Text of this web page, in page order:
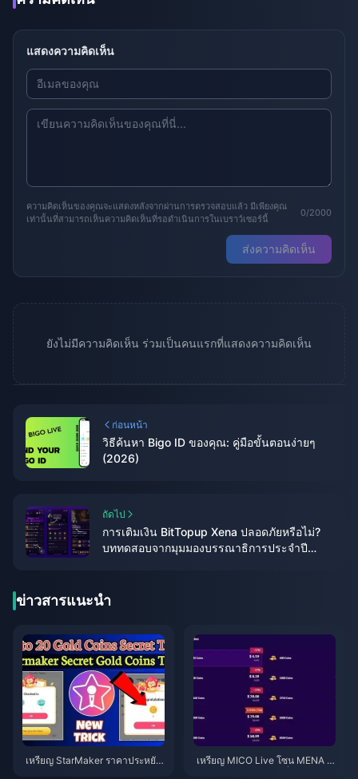
แสดงความคิดเห็น
ความคิดเห็นของคุณจะแสดงหลังจากผ่านการตรวจสอบแล้ว มีเพียงคุณ
เท่านั้นที่สามารถเห็นความคิดเห็นที่รอดำเนินการในเบราว์เซอร์นี้
0/2000
ส่งความคิดเห็น
ยังไม่มีความคิดเห็น ร่วมเป็นคนแรกที่แสดงความคิดเห็น
ก่อนหน้า
วิธีค้นหา Bigo ID ของคุณ: คู่มือขั้นตอนง่ายๆ
(2026)
ถัดไป
การเติมเงิน BitTopup Xena ปลอดภัยหรือไม่?
บททดสอบจากมุมมองบรรณาธิการประจำปี
ข่าวสารแนะนำ
เหรียญ StarMaker ราคาประหยัด
เหรียญ MICO Live โซน MENA ห